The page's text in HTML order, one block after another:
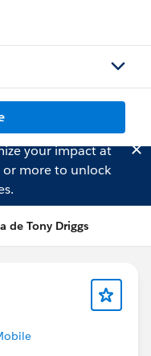
your impact at
more to unlock
de Tony Driggs